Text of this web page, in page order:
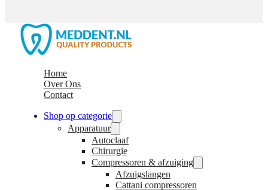
Home
Over Ons
Contact
Shop op categorie
Apparatuur
Autoclaaf
Chirurgie
Compressoren & afzuiging
Afzuigslangen
Cattani compressoren